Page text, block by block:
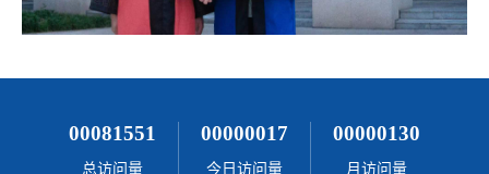
00081551
总访问量
00000017
今日访问量
00000130
月访问量